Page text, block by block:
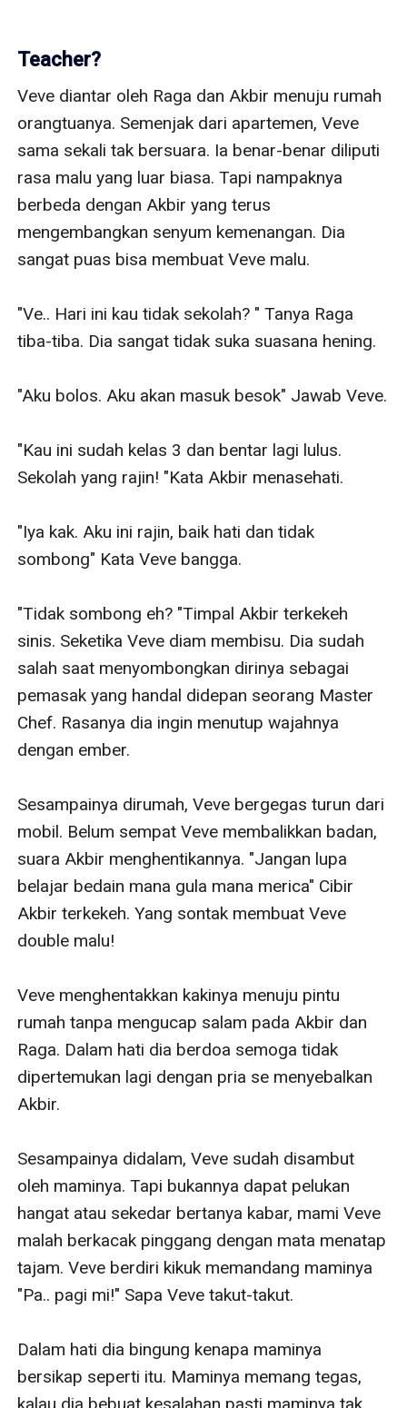
Teacher?
Veve diantar oleh Raga dan Akbir menuju rumah
orangtuanya. Semenjak dari apartemen, Veve
sama sekali tak bersuara. Ia benar-benar diliputi
rasa malu yang luar biasa. Tapi nampaknya
berbeda dengan Akbir yang terus
mengembangkan senyum kemenangan. Dia
sangat puas bisa membuat Veve malu.
"Ve.. Hari ini kau tidak sekolah? " Tanya Raga
tiba-tiba. Dia sangat tidak suka suasana hening.
"Aku bolos. Aku akan masuk besok" Jawab Veve.
"Kau ini sudah kelas 3 dan bentar lagi lulus.
Sekolah yang rajin! "Kata Akbir menasehati.
"Iya kak. Aku ini rajin, baik hati dan tidak
sombong" Kata Veve bangga.
"Tidak sombong eh? "Timpal Akbir terkekeh
sinis. Seketika Veve diam membisu. Dia sudah
salah saat menyombongkan dirinya sebagai
pemasak yang handal didepan seorang Master
Chef. Rasanya dia ingin menutup wajahnya
dengan ember.
Sesampainya dirumah, Veve bergegas turun dari
mobil. Belum sempat Veve membalikkan badan,
suara Akbir menghentikannya. "Jangan lupa
belajar bedain mana gula mana merica" Cibir
Akbir terkekeh. Yang sontak membuat Veve
double malu!
Veve menghentakkan kakinya menuju pintu
rumah tanpa mengucap salam pada Akbir dan
Raga. Dalam hati dia berdoa semoga tidak
dipertemukan lagi dengan pria se menyebalkan
Akbir.
Sesampainya didalam, Veve sudah disambut
oleh maminya. Tapi bukannya dapat pelukan
hangat atau sekedar bertanya kabar, mami Veve
malah berkacak pinggang dengan mata menatap
tajam. Veve berdiri kikuk memandang maminya
"Pa.. pagi mi!" Sapa Veve takut-takut.
Dalam hati dia bingung kenapa maminya
bersikap seperti itu. Maminya memang tegas,
kalau dia bebuat kesalahan pasti maminya tak